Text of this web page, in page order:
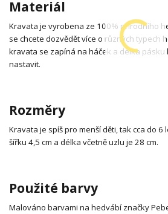
Materiál
Kravata je vyrobena ze 100% přírodního
se chcete dozvědět více o různých typech
kravata se zapíná na háček a délka pásku
nastavit.
Rozměry
Kravata je spíš pro menší děti, tak cca do 6
šířku 4,5 cm a délka včetně uzlu je 28 cm.
Použité barvy
Malováno barvami na hedvábí značky